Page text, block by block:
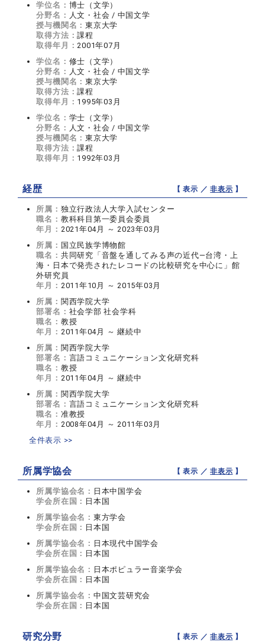
学位名： 博士（文学）
分野名： 人文・社会 / 中国文学
授与機関名：東京大学
取得方法：課程
取得年月：2001年07月
学位名： 修士（文学）
分野名： 人文・社会 / 中国文学
授与機関名：東京大学
取得方法：課程
取得年月： 1995年03月
学位名： 学士（文学）
分野名： 人文・社会 / 中国文学
授与機関名：東京大学
取得方法：課程
取得年月： 1992年03月
経歴 【 表示 ／非表示 】
所属： 独立行政法人大学入試センター
職名： 教科科目第一委員会委員
年月： 2021年04月 ～ 2023年03月
所属： 国立民族学博物館
職名： 共同研究「音盤を通してみる声の近代―台湾・上
海・日本で発売されたレコードの比較研究を中心に」館
外研究員
年月： 2011年10月 ～ 2015年03月
所属： 関西学院大学
部署名： 社会学部 社会学科
職名： 教授
年月： 2011年04月 ～ 継続中
所属： 関西学院大学
部署名： 言語コミュニケーション文化研究科
職名： 教授
年月： 2011年04月 ～ 継続中
所属： 関西学院大学
部署名： 言語コミュニケーション文化研究科
職名： 准教授
年月： 2008年04月 ～ 2011年03月
全件表示 >>
所属学協会 【 表示 ／非表示 】
所属学協会名： 日本中国学会
学会所在国： 日本国
所属学協会名： 東方学会
学会所在国： 日本国
所属学協会名： 日本現代中国学会
学会所在国： 日本国
所属学協会名： 日本ポピュラー音楽学会
学会所在国： 日本国
所属学協会名： 中国文芸研究会
学会所在国： 日本国
研究分野 【 表示 ／非表示 】